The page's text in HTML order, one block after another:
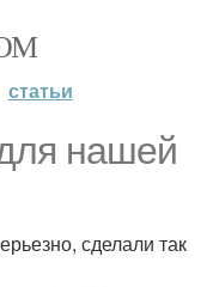
статьи
нашей
сделали так